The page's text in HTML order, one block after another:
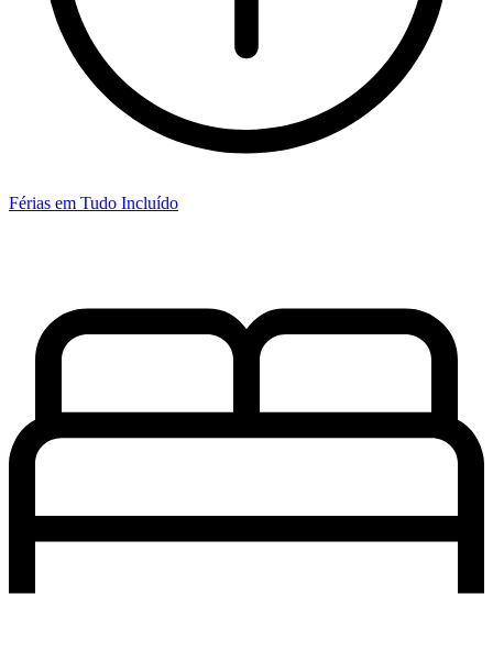
Férias em Tudo Incluído